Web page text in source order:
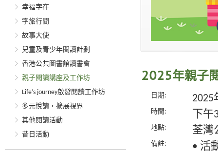
幸福字在
字旅行間
故事大使
兒童及青少年閱讀計劃
香港公共圖書館讀書會
親子閱讀講座及工作坊
Life’s journey啟發閱讀工作坊
多元悅讀‧擴展視界
其他閱讀活動
昔日活動
2025年親子
日期: 2025
時間: 下
地點: 荃灣
備註:
• 活